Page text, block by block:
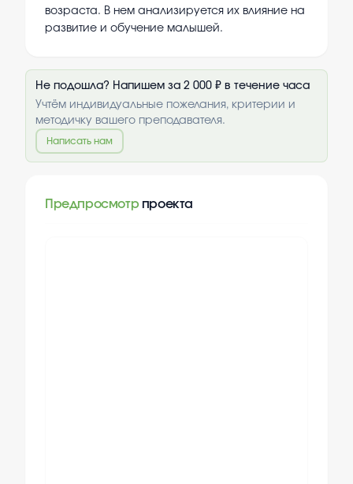
возраста. В нем анализируется их влияние на
развитие и обучение малышей.
Не подошла? Напишем за 2 000 ₽ в течение часа
Учтём индивидуальные пожелания, критерии и
методичку вашего преподавателя.
Написать нам
Предпросмотр проекта